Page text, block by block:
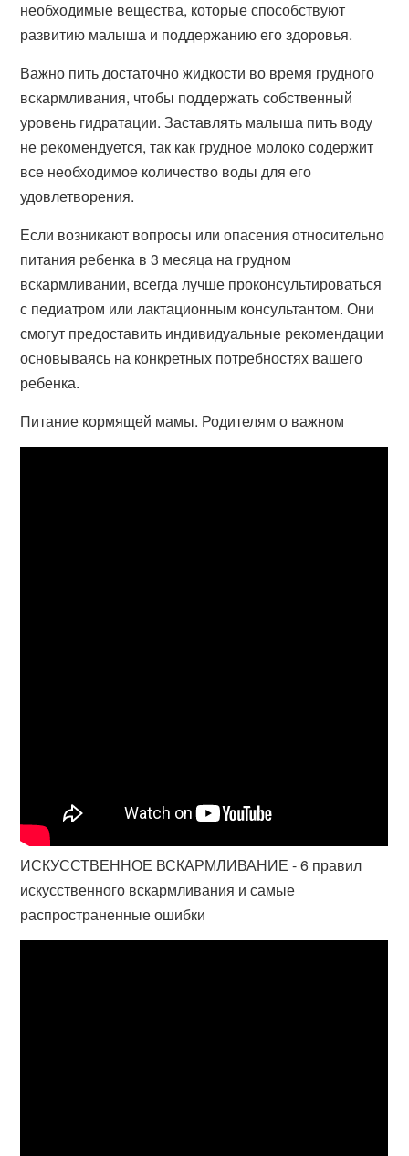
необходимые вещества, которые способствуют
развитию малыша и поддержанию его здоровья.
Важно пить достаточно жидкости во время грудного
вскармливания, чтобы поддержать собственный
уровень гидратации. Заставлять малыша пить воду
не рекомендуется, так как грудное молоко содержит
все необходимое количество воды для его
удовлетворения.
Если возникают вопросы или опасения относительно
питания ребенка в 3 месяца на грудном
вскармливании, всегда лучше проконсультироваться
с педиатром или лактационным консультантом. Они
смогут предоставить индивидуальные рекомендации
основываясь на конкретных потребностях вашего
ребенка.
Питание кормящей мамы. Родителям о важном
ИСКУССТВЕННОЕ ВСКАРМЛИВАНИЕ - 6 правил
искусственного вскармливания и самые
распространенные ошибки